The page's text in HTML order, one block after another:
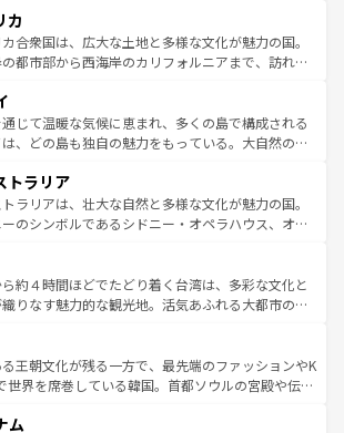
を参照してほしい。
そのまま残る町や、スイスならではのユニークな
あり、アルプス観光だけでなく町歩きも満喫する
きる。国民の所得が高いため物価も高いが、旅行
通費無料で観光を楽しむこともできる。 なお、新
ス情報はコンテンツ一覧 を参照してほしい。
カ
合衆国は、広大な土地と多様な文化が魅力の国。
都市部から西海岸のカリフォルニアまで、訪れる
巨大都市は、観光、ショッピング、エンターテイ
が詰まった刺激的なスポットだ。一方、アメリカ
は大自然が広がり、グランドキャニオンやイエロー
ーオーリンズでは、音楽と美食が融合した独特の
力。旅行者はアメリカの各地域で異なる魅力を楽
ら、その多様性と豊かな歴史を感じることができ
沢な旅のスタイルだ。 なお、新着のアメリカ
コンテンツ一覧を参照してほしい。
じて温暖な気候に恵まれ、多くの島で構成される
、どの島も独自の魅力をもっている。大自然の神
見逃せない。また、定番の観光地といえばオアフ
静かな自然を求めるならマウイ島やカウアイ島が
。エメラルドグリーンに輝く海をはじめ、豊かな
てなしの心で訪れる人々を迎えてくれるハワイの
いしいローカルフードやハワイアンミュージッ
的なフラダンスなど、すべてがハワイの魅力を彩
に味わってほしい。 なお、新着のハワイ情報
ンツ一覧を参照してほしい。
トラリア
ラリアは、壮大な自然と多様な文化が魅力の国。
のシンボルであるシドニー・オペラハウス、オー
フや大陸中央部にそびえるウルル（エアーズロッ
スマニアの美しい原生林やケアンズの熱帯雨林な
ころがたくさん。また、カフェやワイン、オージ
クティビティも充実しており、サーフィンやダイ
ハイキングなど、アウトドア好きにはたまらな
ストラリアの多彩な魅力を存分に味わいつくそ
ほしい。
約４時間ほどでたどり着く台湾は、多彩な文化と
りなす魅力的な観光地。活気あふれる大都市の台
ひつな山岳地帯である台湾東部など、都市の喧騒
静けさが共存しており、訪れる人に新しい発見と
たらしてくれる。また、奥深い台湾の食文化も魅
いと評判のスイーツなど、バラエティ豊かな料理
王朝文化が残る一方で、最先端のファッションやK
世界を席巻している韓国。首都ソウルの宮殿や伝統
に足を延ばせば四季折々の自然美を楽しむことが
ム